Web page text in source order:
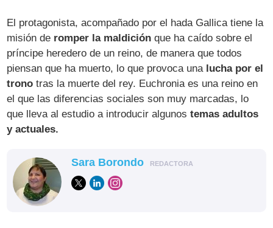
El protagonista, acompañado por el hada Gallica tiene la
misión de romper la maldición que ha caído sobre el
príncipe heredero de un reino, de manera que todos
piensan que ha muerto, lo que provoca una lucha por el
trono tras la muerte del rey. Euchronia es una reino en
el que las diferencias sociales son muy marcadas, lo
que lleva al estudio a introducir algunostemas adultos
y actuales.
Sara Borondo REDACTORA